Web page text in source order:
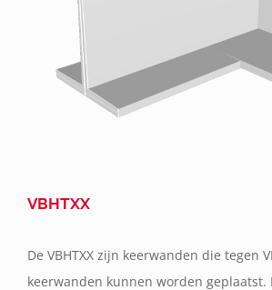
VBHTXX
De VBHTXX zijn keerwanden die tegen
keerwanden kunnen worden geplaatst.